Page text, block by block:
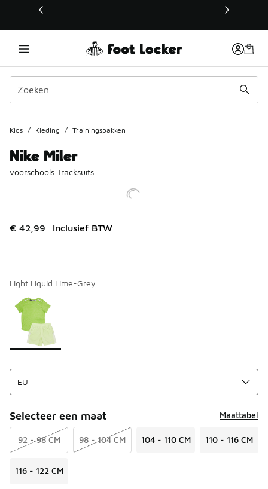
Deze link wordt geopend in een nieuw venster
Kids / Kleding / Trainingspakken
Nike Miler
voorschools Tracksuits
€ 42,99 Inclusief BTW
Light Liquid Lime-Grey
Pagina 1 van 1 met 1 tot 1 van 1 kleuren.
Kies een model
Selecteer een maat Maattabel
92 - 98 CM 98 - 104 CM 104 - 110 CM 110 - 116 CM
116 - 122 CM